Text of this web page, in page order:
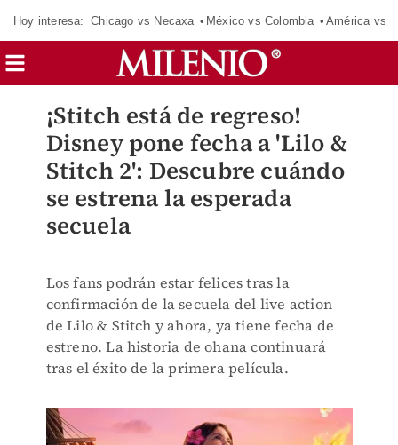
Hoy interesa: Chicago vs Necaxa México vs Colombia América vs
¡Stitch está de regreso!
Disney pone fecha a 'Lilo &
Stitch 2': Descubre cuándo
se estrena la esperada
secuela
Los fans podrán estar felices tras la
confirmación de la secuela del live action
de Lilo & Stitch y ahora, ya tiene fecha de
estreno. La historia de ohana continuará
tras el éxito de la primera película.